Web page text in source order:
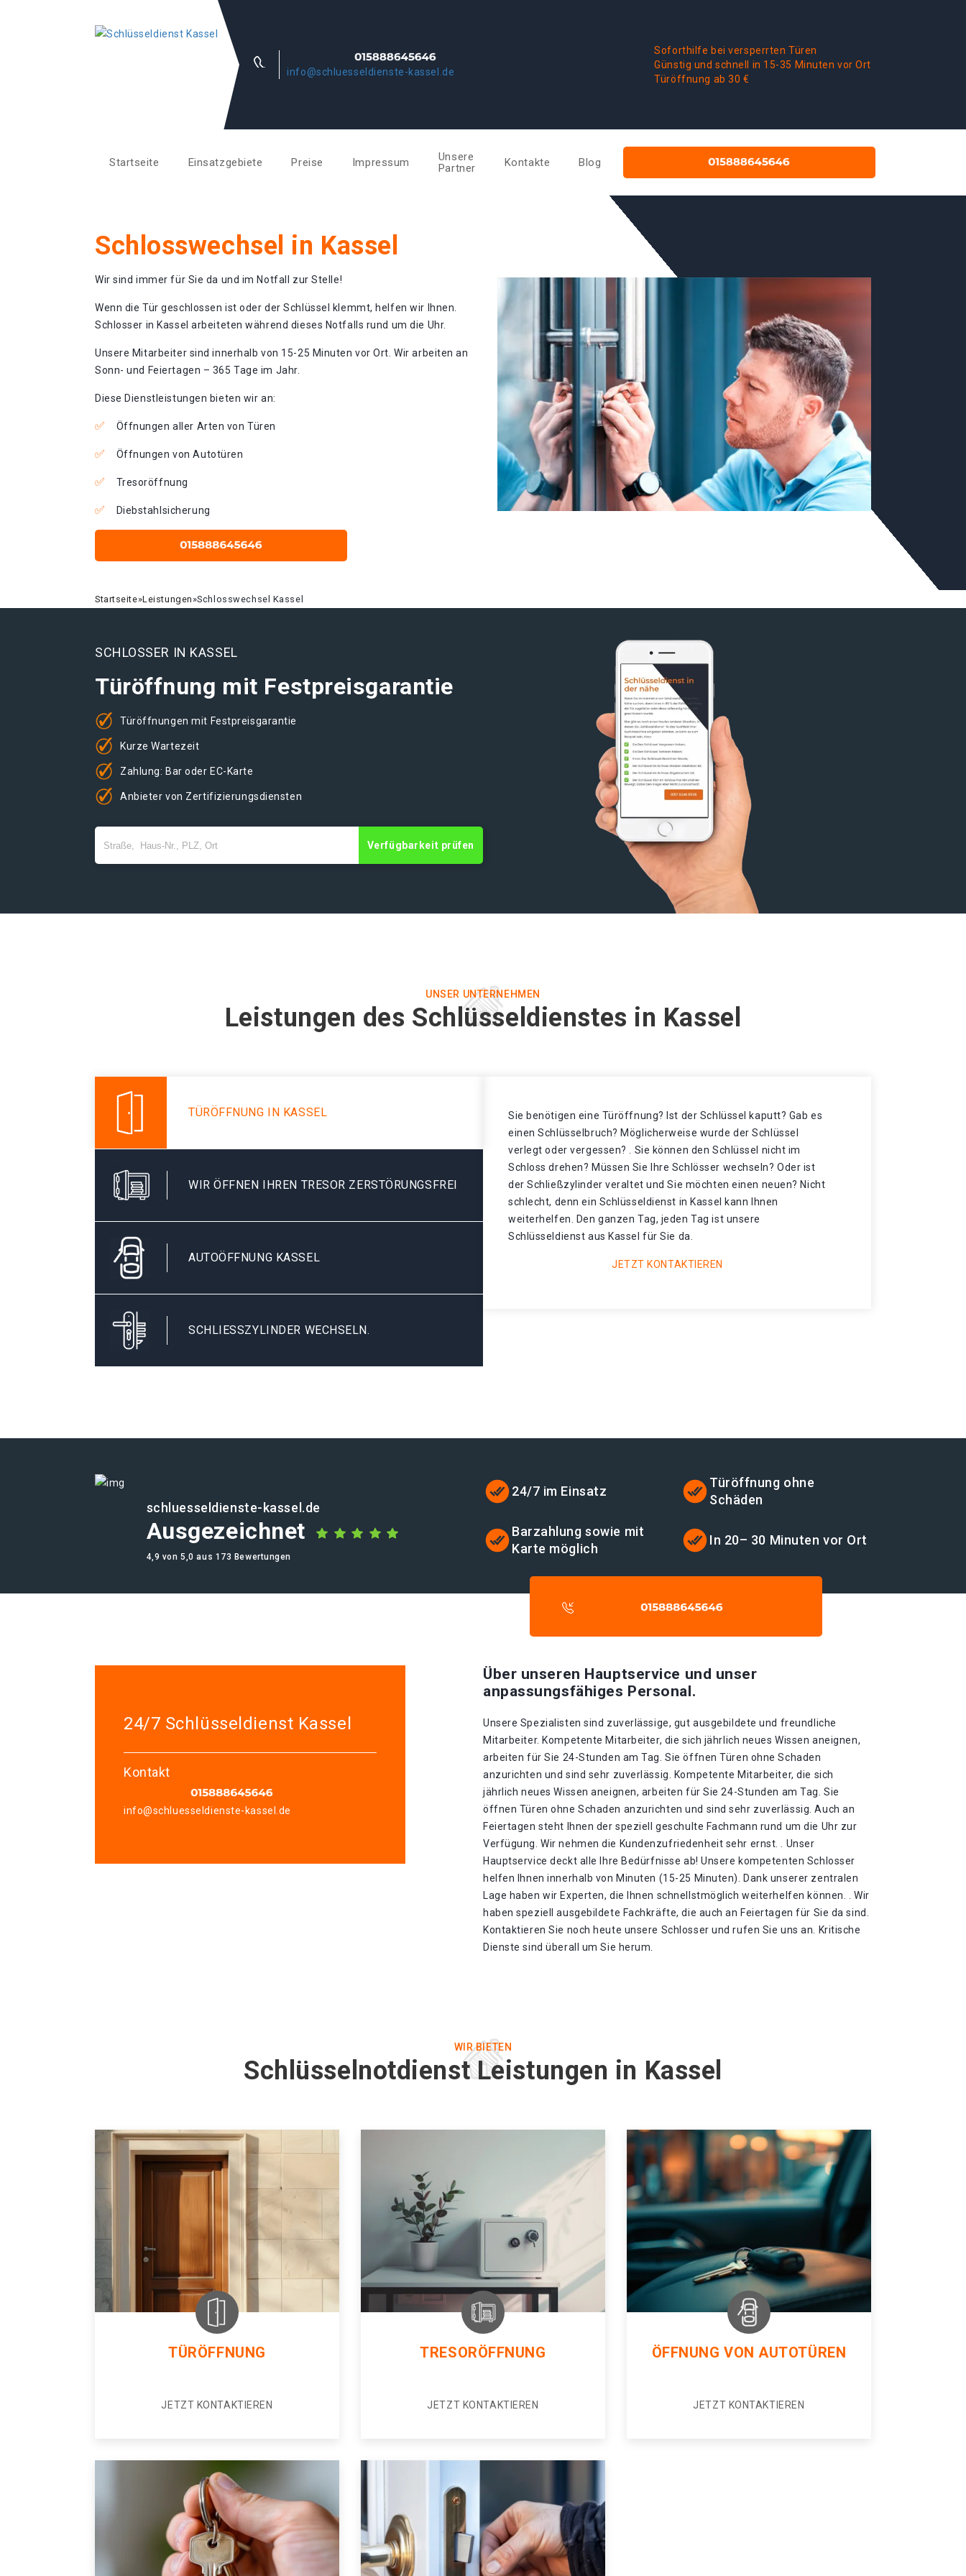
info@schluesseldienste-kassel.de
Soforthilfe bei versperrten Türen
Günstig und schnell in 15-35 Minuten vor Ort
Türöffnung ab 30 €
Startseite Einsatzgebiete Preise Impressum
Unsere
Partner
Kontakte Blog
Schlosswechsel in Kassel
Wir sind immer für Sie da und im Notfall zur Stelle!
Wenn die Tür geschlossen ist oder der Schlüssel klemmt, helfen wir Ihnen.
Schlosser in Kassel arbeiteten während dieses Notfalls rund um die Uhr.
Unsere Mitarbeiter sind innerhalb von 15-25 Minuten vor Ort. Wir arbeiten an
Sonn- und Feiertagen – 365 Tage im Jahr.
Diese Dienstleistungen bieten wir an:
Öffnungen aller Arten von Türen
Öffnungen von Autotüren
Tresoröffnung
Diebstahlsicherung
Startseite»Leistungen»Schlosswechsel Kassel
SCHLOSSER IN KASSEL
Türöffnung mit Festpreisgarantie
Türöffnungen mit Festpreisgarantie
Kurze Wartezeit
Zahlung: Bar oder EC-Karte
Anbieter von Zertifizierungsdiensten
Verfügbarkeit prüfen
UNSER UNTERNEHMEN
Leistungen des Schlüsseldienstes in Kassel
TÜRÖFFNUNG IN KASSEL
WIR ÖFFNEN IHREN TRESOR ZERSTÖRUNGSFREI
AUTOÖFFNUNG KASSEL
SCHLIESSZYLINDER WECHSELN.
Sie benötigen eine Türöffnung? Ist der Schlüssel kaputt? Gab es
einen Schlüsselbruch? Möglicherweise wurde der Schlüssel
verlegt oder vergessen? . Sie können den Schlüssel nicht im
Schloss drehen? Müssen Sie Ihre Schlösser wechseln? Oder ist
der Schließzylinder veraltet und Sie möchten einen neuen? Nicht
schlecht, denn ein Schlüsseldienst in Kassel kann Ihnen
weiterhelfen. Den ganzen Tag, jeden Tag ist unsere
Schlüsseldienst aus Kassel für Sie da.
JETZT KONTAKTIEREN
schluesseldienste-kassel.de
Ausgezeichnet
4,9 von 5,0 aus 173 Bewertungen
24/7 im Einsatz
Türöffnung ohne
Schäden
Barzahlung sowie mit
Karte möglich
In 20– 30 Minuten vor Ort
24/7 Schlüsseldienst Kassel
Kontakt
info@schluesseldienste-kassel.de
Über unseren Hauptservice und unser
anpassungsfähiges Personal.
Unsere Spezialisten sind zuverlässige, gut ausgebildete und freundliche
Mitarbeiter. Kompetente Mitarbeiter, die sich jährlich neues Wissen aneignen,
arbeiten für Sie 24-Stunden am Tag. Sie öffnen Türen ohne Schaden
anzurichten und sind sehr zuverlässig. Kompetente Mitarbeiter, die sich
jährlich neues Wissen aneignen, arbeiten für Sie 24-Stunden am Tag. Sie
öffnen Türen ohne Schaden anzurichten und sind sehr zuverlässig. Auch an
Feiertagen steht Ihnen der speziell geschulte Fachmann rund um die Uhr zur
Verfügung. Wir nehmen die Kundenzufriedenheit sehr ernst. . Unser
Hauptservice deckt alle Ihre Bedürfnisse ab! Unsere kompetenten Schlosser
helfen Ihnen innerhalb von Minuten (15-25 Minuten). Dank unserer zentralen
Lage haben wir Experten, die Ihnen schnellstmöglich weiterhelfen können. . Wir
haben speziell ausgebildete Fachkräfte, die auch an Feiertagen für Sie da sind.
Kontaktieren Sie noch heute unsere Schlosser und rufen Sie uns an. Kritische
Dienste sind überall um Sie herum.
WIR BIETEN
Schlüsselnotdienst Leistungen in Kassel
TÜRÖFFNUNG
JETZT KONTAKTIEREN
TRESORÖFFNUNG
JETZT KONTAKTIEREN
ÖFFNUNG VON AUTOTÜREN
JETZT KONTAKTIEREN